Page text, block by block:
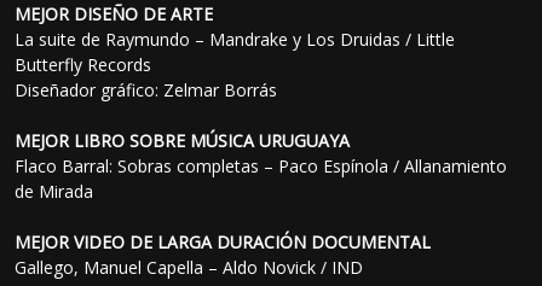
MEJOR DISEÑO DE ARTE
La suite de Raymundo – Mandrake y Los Druidas / Little
Butterfly Records
Diseñador gráfico: Zelmar Borrás
MEJOR LIBRO SOBRE MÚSICA URUGUAYA
Flaco Barral: Sobras completas – Paco Espínola / Allanamiento
de Mirada
MEJOR VIDEO DE LARGA DURACIÓN DOCUMENTAL
Gallego, Manuel Capella – Aldo Novick / IND